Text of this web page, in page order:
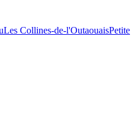
Les Collines-de-l'OutaouaisPetite